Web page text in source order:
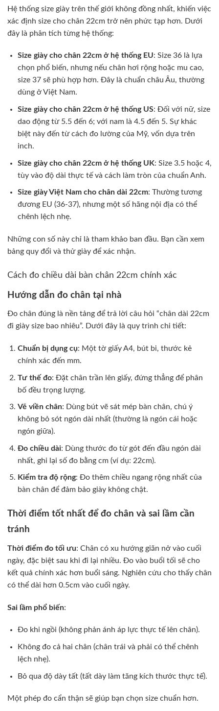
Hệ thống size giày trên thế giới không đồng nhất, khiến việc
xác định size cho chân 22cm trở nên phức tạp hơn. Dưới
đây là phân tích từng hệ thống:
Size giày cho chân 22cm ở hệ thống EU: Size 36 là lựa
chọn phổ biến, nhưng nếu chân hơi rộng hoặc mu cao,
size 37 sẽ phù hợp hơn. Đây là chuẩn châu Âu, thường
dùng ở Việt Nam.
Size giày cho chân 22cm ở hệ thống US: Đối với nữ, size
dao động từ 5.5 đến 6; với nam là 4.5 đến 5. Sự khác
biệt này đến từ cách đo lường của Mỹ, vốn dựa trên
inch.
Size giày cho chân 22cm ở hệ thống UK: Size 3.5 hoặc 4,
tùy vào độ dài thực tế và cách làm tròn của chuẩn Anh.
Size giày Việt Nam cho chân dài 22cm: Thường tương
đương EU (36-37), nhưng một số hãng nội địa có thể
chênh lệch nhẹ.
Những con số này chỉ là tham khảo ban đầu. Bạn cần xem
bảng quy đổi và thử giày để xác nhận.
Cách đo chiều dài bàn chân 22cm chính xác
Hướng dẫn đo chân tại nhà
Đo chân đúng là nền tảng để trả lời câu hỏi “chân dài 22cm
đi giày size bao nhiêu”. Dưới đây là quy trình chi tiết:
Chuẩn bị dụng cụ: Một tờ giấy A4, bút bi, thước kẻ
chính xác đến mm.
Tư thế đo: Đặt chân trần lên giấy, đứng thẳng để phân
bố đều trọng lượng.
Vẽ viền chân: Dùng bút vẽ sát mép bàn chân, chú ý
không bỏ sót ngón dài nhất (thường là ngón cái hoặc
ngón giữa).
Đo chiều dài: Dùng thước đo từ gót đến đầu ngón dài
nhất, ghi lại số đo bằng cm (ví dụ: 22cm).
Kiểm tra độ rộng: Đo thêm chiều ngang rộng nhất của
bàn chân để đảm bảo giày không chật.
Thời điểm tốt nhất để đo chân và sai lầm cần
tránh
Thời điểm đo tối ưu: Chân có xu hướng giãn nở vào cuối
ngày, đặc biệt sau khi đi lại nhiều. Đo vào buổi tối sẽ cho
kết quả chính xác hơn buổi sáng. Nghiên cứu cho thấy chân
có thể dài hơn 0.5cm vào cuối ngày.
Sai lầm phổ biến:
Đo khi ngồi (không phản ánh áp lực thực tế lên chân).
Không đo cả hai chân (chân trái và phải có thể chênh
lệch nhẹ).
Bỏ qua độ dày tất (tất dày làm tăng kích thước thực tế).
Một phép đo cẩn thận sẽ giúp bạn chọn size chuẩn hơn.